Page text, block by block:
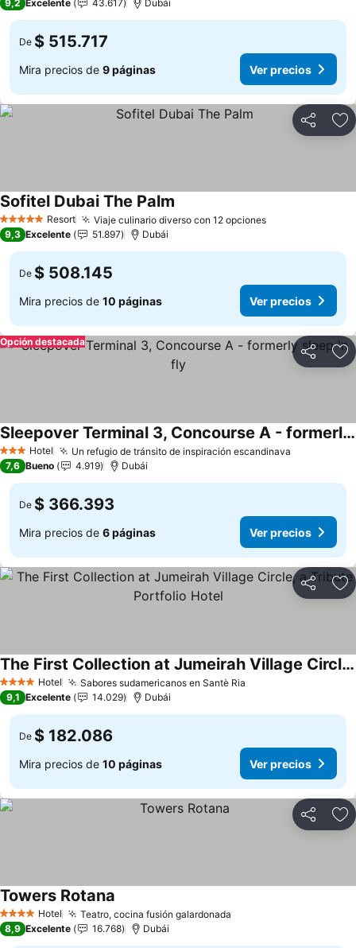
9,2 Excelente 43.617 Dubái
De $ 515.717
Mira precios de 9 páginas Ver precios
Compartir
5 Estrellas Resort Viaje culinario diverso con 12 opcionesVer precios
Sofitel Dubai The Palm
9,3 Excelente 51.897 Dubái
De $ 508.145
Mira precios de 10 páginas Ver precios
Compartir
Opción destacada
3 Estrellas
Hotel Un refugio de tránsito de inspiración escandinava
Sleepover Terminal 3, Concourse A - formerly sleep 'n fly
Ver precios
7,6 Bueno 4.919 Dubái
De $ 366.393
Mira precios de 6 páginas Ver precios
Compartir
4 EstrellasHotel Sabores sudamericanos en Santè Ria
The First Collection at Jumeirah Village Circle, a Tribute Portfolio Hotel
Ver precios
9,1 Excelente 14.029 Dubái
De $ 182.086
Mira precios de 10 páginas Ver precios
Compartir
4 EstrellasHotel Teatro, cocina fusión galardonada
Towers Rotana
8,9 Excelente 16.768 Dubái